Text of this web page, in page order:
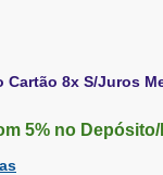
Cartão 8x S/Juros
5% no